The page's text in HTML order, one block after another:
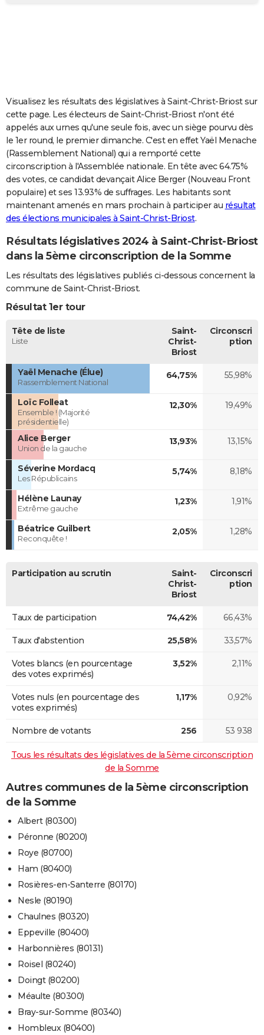
Carte de Noël
Carte Bonne année
Carte Saint-Valentin
Carte Pâques
Carte d'anniversaire
DICTIONNAIRE
Dictionnaire
Biographies
Citations
Expressions
Proverbes
PROGRAMME TV
COPAINS D'AVANT
S'inscrire
Se connecter
Lycées
Collèges
Primaires
Universités
Entreprises
Service militaire
Avis de recherche
AVIS DE DÉCÈS
FORUM
Visualisez les résultats des législatives à Saint-Christ-Briost sur
cette page. Les électeurs de Saint-Christ-Briost n'ont été
appelés aux urnes qu'une seule fois, avec un siège pourvu dès
le 1er round, le premier dimanche. C'est en effet Yaël Menache
(Rassemblement National) qui a remporté cette
circonscription à l'Assemblée nationale. En tête avec 64.75%
des votes, ce candidat devançait Alice Berger (Nouveau Front
populaire) et ses 13.93% de suffrages. Les habitants sont
maintenant amenés en mars prochain à participer au résultat
des élections municipales à Saint-Christ-Briost.
Résultats législatives 2024 à Saint-Christ-Briost
dans la 5ème circonscription de la Somme
Les résultats des législatives publiés ci-dessous concernent la
commune de Saint-Christ-Briost.
Résultat 1er tour
Tête de liste
Liste
Saint-
Christ-
Briost
Circonscri
ption
Yaël Menache (Élue)
Rassemblement National
64,75% 55,98%
Loïc Folleat
Ensemble ! (Majorité
présidentielle)
12,30% 19,49%
Alice Berger
Union de la gauche
13,93% 13,15%
Séverine Mordacq
Les Républicains
5,74% 8,18%
Hélène Launay
Extrême gauche
1,23% 1,91%
Béatrice Guilbert
Reconquête !
2,05% 1,28%
Participation au scrutin
Saint-
Christ-
Briost
Circonscri
ption
Taux de participation 74,42% 66,43%
Taux d'abstention 25,58% 33,57%
Votes blancs (en pourcentage
des votes exprimés)
3,52% 2,11%
Votes nuls (en pourcentage des
votes exprimés)
1,17% 0,92%
Nombre de votants 256 53 938
Tous les résultats des législatives de la 5ème circonscription
de la Somme
Autres communes de la 5ème circonscription
de la Somme
Albert (80300)
Péronne (80200)
Roye (80700)
Ham (80400)
Rosières-en-Santerre (80170)
Nesle (80190)
Chaulnes (80320)
Eppeville (80400)
Harbonnières (80131)
Roisel (80240)
Doingt (80200)
Méaulte (80300)
Bray-sur-Somme (80340)
Hombleux (80400)